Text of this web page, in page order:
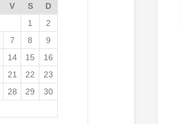
V S
D
1
2
7 8
9
14 15
16
21 22
23
28 29
30